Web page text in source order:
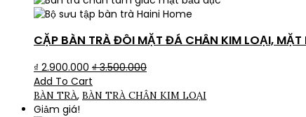
CẶP BÀN TRÀ ĐÔI MẶT ĐÁ CHÂN KIM LOẠI,
₫ 2.900.000 ₫3.500.000
Add To Cart
BÀN TRÀ, BÀN TRÀ CHÂN KIM LOẠI
Giảm giá!